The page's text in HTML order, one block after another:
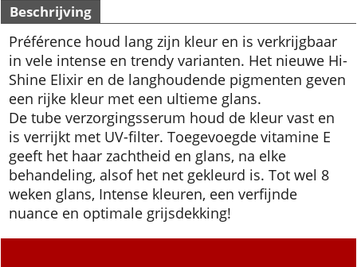
Beschrijving
Préférence houd lang zijn kleur en is verkrijgbaar
in vele intense en trendy varianten. Het nieuwe Hi-
Shine Elixir en de langhoudende pigmenten geven
een rijke kleur met een ultieme glans.
De tube verzorgingsserum houd de kleur vast en
is verrijkt met UV-filter. Toegevoegde vitamine E
geeft het haar zachtheid en glans, na elke
behandeling, alsof het net gekleurd is. Tot wel 8
weken glans, Intense kleuren, een verfijnde
nuance en optimale grijsdekking!